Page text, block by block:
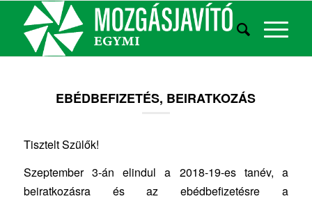
EBÉDBEFIZETÉS, BEIRATKOZÁS
Tisztelt Szülők!
Szeptember 3-án elindul a 2018-19-es tanév, a
beiratkozásra és az ebédbefizetésre a